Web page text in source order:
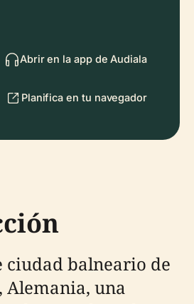
Abrir en la app de Audiala
Planifica en tu navegador
ciudad balneario de
Alemania, una